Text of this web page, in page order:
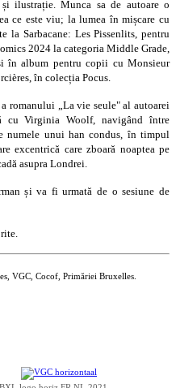
ilustrație. Munca sa de autoare o
ce este viu; la lumea în mișcare cu
la Sarbacane: Les Pissenlits, pentru
2024 la categoria Middle Grade,
în album pentru copii cu Monsieur
în colecția Pocus.
a romanului „La vie seule" al autoarei
cu Virginia Woolf, navigând între
numele unui han condus, în timpul
excentrică care zboară noaptea pe
asupra Londrei.
și va fi urmată de o sesiune de
VGC, Cocof, Primăriei Bruxelles.